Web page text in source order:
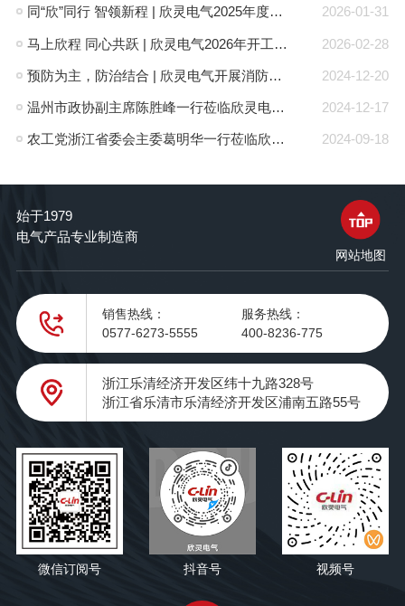
2026-01-31
同“欣”同行 智领新程 | 欣灵电气2025年度表彰总结大会暨新年酒会成功举办！
2026-02-28
马上欣程 同心共跃 | 欣灵电气2026年开工大吉！
2024-12-20
预防为主，防治结合 | 欣灵电气开展消防应急预案演练活动
2024-12-17
温州市政协副主席陈胜峰一行莅临欣灵电气调研指导
2024-09-18
农工党浙江省委会主委葛明华一行莅临欣灵电气考察调研
始于1979
电气产品专业制造商
网站地图
销售热线：
0577-6273-5555
服务热线：
400-8236-775
浙江乐清经济开发区纬十九路328号
浙江省乐清市乐清经济开发区浦南五路55号
微信订阅号 抖音号 视频号